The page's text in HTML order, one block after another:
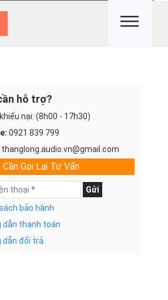
hỗ trợ?
nại: (8h00 - 17h30)
0921 839 799
thanglong.audio.vn@gmail.com
Cần Gọi Lại Tư Vấn
Gửi
bảo hành
dẫn thanh toán
dẫn đổi trả